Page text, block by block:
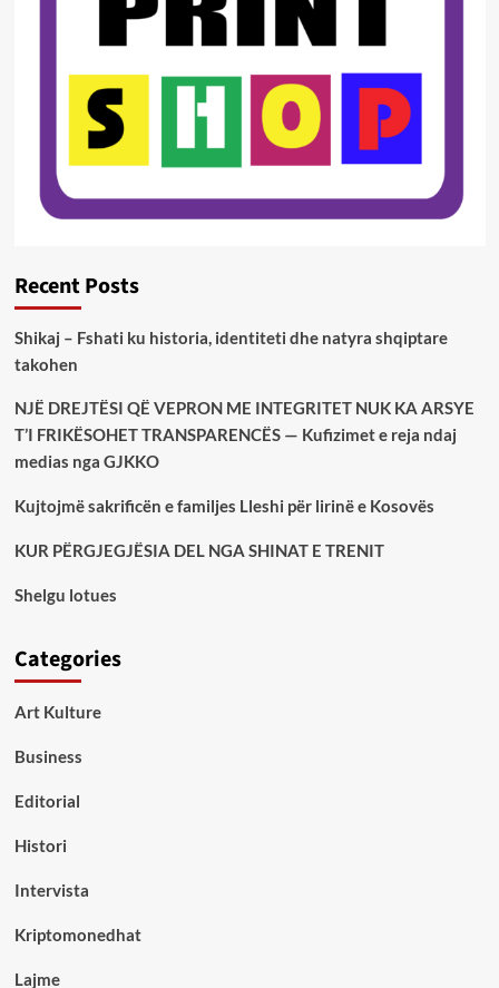
Recent Posts
Shikaj – Fshati ku historia, identiteti dhe natyra shqiptare
takohen
NJË DREJTËSI QË VEPRON ME INTEGRITET NUK KA ARSYE
T’I FRIKËSOHET TRANSPARENCËS — Kufizimet e reja ndaj
medias nga GJKKO
Kujtojmë sakrificën e familjes Lleshi për lirinë e Kosovës
KUR PËRGJEGJËSIA DEL NGA SHINAT E TRENIT
Shelgu lotues
Categories
Art Kulture
Business
Editorial
Histori
Intervista
Kriptomonedhat
Lajme